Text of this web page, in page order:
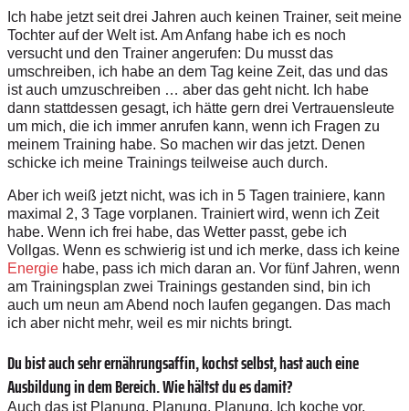
Ich habe jetzt seit drei Jahren auch keinen Trainer, seit meine
Tochter auf der Welt ist. Am Anfang habe ich es noch
versucht und den Trainer angerufen: Du musst das
umschreiben, ich habe an dem Tag keine Zeit, das und das
ist auch umzuschreiben … aber das geht nicht. Ich habe
dann stattdessen gesagt, ich hätte gern drei Vertrauensleute
um mich, die ich immer anrufen kann, wenn ich Fragen zu
meinem Training habe. So machen wir das jetzt. Denen
schicke ich meine Trainings teilweise auch durch.
Aber ich weiß jetzt nicht, was ich in 5 Tagen trainiere, kann
maximal 2, 3 Tage vorplanen. Trainiert wird, wenn ich Zeit
habe. Wenn ich frei habe, das Wetter passt, gebe ich
Vollgas. Wenn es schwierig ist und ich merke, dass ich keine
Energie habe, pass ich mich daran an. Vor fünf Jahren, wenn
am Trainingsplan zwei Trainings gestanden sind, bin ich
auch um neun am Abend noch laufen gegangen. Das mach
ich aber nicht mehr, weil es mir nichts bringt.
Du bist auch sehr ernährungsaffin, kochst selbst, hast auch eine
Ausbildung in dem Bereich. Wie hältst du es damit?
Auch das ist Planung, Planung, Planung. Ich koche vor,